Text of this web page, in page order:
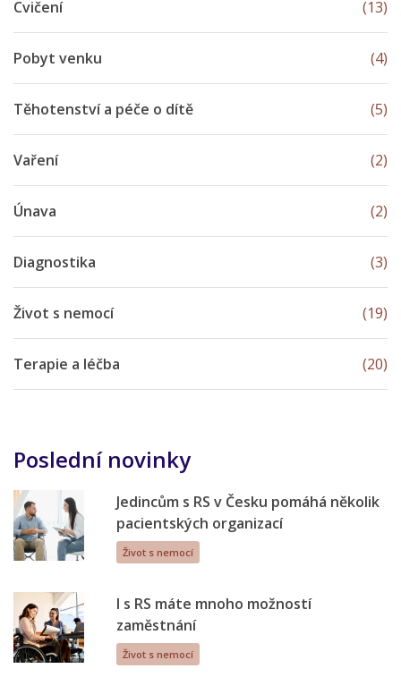
Cvičení (13)
Pobyt venku (4)
Těhotenství a péče o dítě (5)
Vaření (2)
Únava (2)
Diagnostika (3)
Život s nemocí (19)
Terapie a léčba (20)
Poslední novinky
Jedincům s RS v Česku pomáhá několik
pacientských organizací
Život s nemocí
I s RS máte mnoho možností
zaměstnání
Život s nemocí